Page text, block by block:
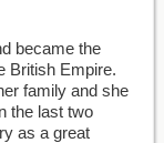
became the
British Empire.
family and she
the last two
as a great